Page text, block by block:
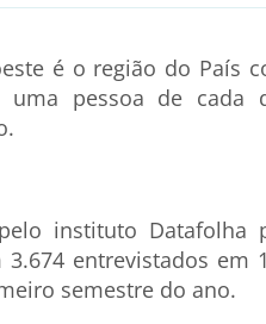
é o região do País
pessoa de cada
instituto Datafolha
entrevistados em
semestre do ano.